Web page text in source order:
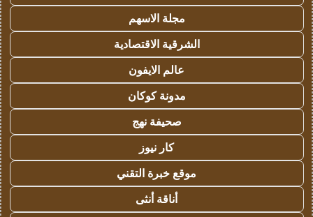
مجلة الاسهم
الشرقية الاقتصادية
عالم الايفون
مدونة كوكان
صحيفة نهج
كار نيوز
موقع خبرة التقني
أناقة أنثى